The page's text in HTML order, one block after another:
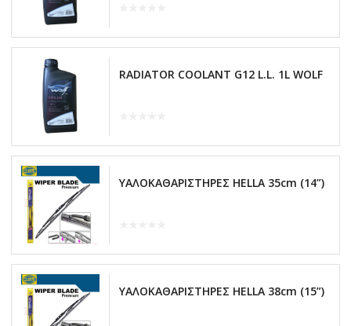
RADIATOR COOLANT G12 L.L. 1L WOLF
ΥΑΛΟΚΑΘΑΡΙΣΤΗΡΕΣ HELLA 35cm (14”)
ΥΑΛΟΚΑΘΑΡΙΣΤΗΡΕΣ HELLA 38cm (15”)